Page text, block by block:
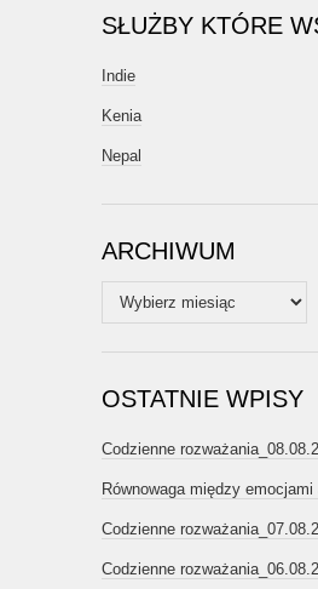
SŁUŻBY KTÓRE
Indie
Kenia
Nepal
ARCHIWUM
Archiwum
OSTATNIE WPISY
Codzienne
Równowaga między
Codzienne
Codzienne